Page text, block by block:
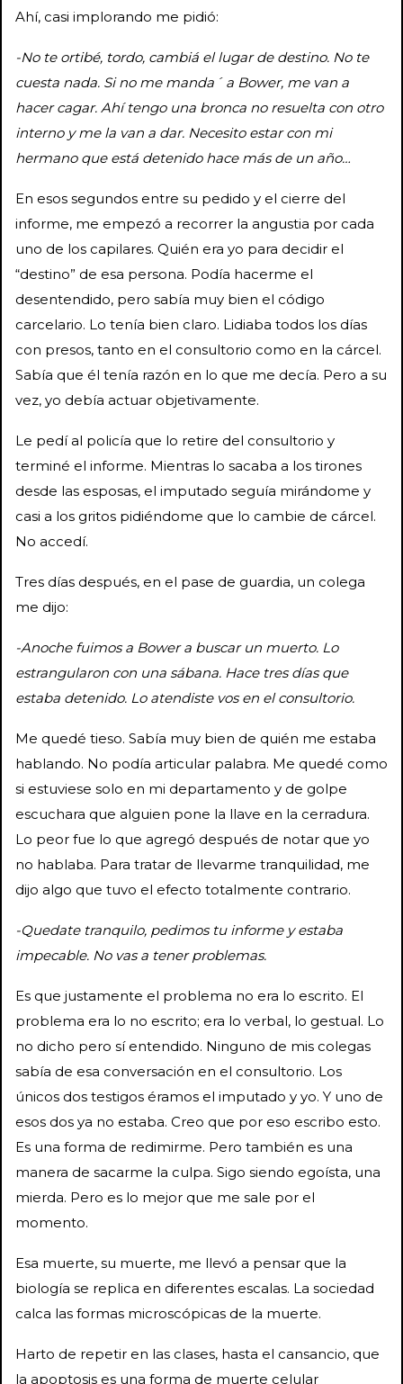
Ahí, casi implorando me pidió:
-No te ortibé, tordo, cambiá el lugar de destino. No te
cuesta nada. Si no me manda´ a Bower, me van a
hacer cagar. Ahí tengo una bronca no resuelta con otro
interno y me la van a dar. Necesito estar con mi
hermano que está detenido hace más de un año…
En esos segundos entre su pedido y el cierre del
informe, me empezó a recorrer la angustia por cada
uno de los capilares. Quién era yo para decidir el
“destino” de esa persona. Podía hacerme el
desentendido, pero sabía muy bien el código
carcelario. Lo tenía bien claro. Lidiaba todos los días
con presos, tanto en el consultorio como en la cárcel.
Sabía que él tenía razón en lo que me decía. Pero a su
vez, yo debía actuar objetivamente.
Le pedí al policía que lo retire del consultorio y
terminé el informe. Mientras lo sacaba a los tirones
desde las esposas, el imputado seguía mirándome y
casi a los gritos pidiéndome que lo cambie de cárcel.
No accedí.
Tres días después, en el pase de guardia, un colega
me dijo:
-Anoche fuimos a Bower a buscar un muerto. Lo
estrangularon con una sábana. Hace tres días que
estaba detenido. Lo atendiste vos en el consultorio.
Me quedé tieso. Sabía muy bien de quién me estaba
hablando. No podía articular palabra. Me quedé como
si estuviese solo en mi departamento y de golpe
escuchara que alguien pone la llave en la cerradura.
Lo peor fue lo que agregó después de notar que yo
no hablaba. Para tratar de llevarme tranquilidad, me
dijo algo que tuvo el efecto totalmente contrario.
-Quedate tranquilo, pedimos tu informe y estaba
impecable. No vas a tener problemas.
Es que justamente el problema no era lo escrito. El
problema era lo no escrito; era lo verbal, lo gestual. Lo
no dicho pero sí entendido. Ninguno de mis colegas
sabía de esa conversación en el consultorio. Los
únicos dos testigos éramos el imputado y yo. Y uno de
esos dos ya no estaba. Creo que por eso escribo esto.
Es una forma de redimirme. Pero también es una
manera de sacarme la culpa. Sigo siendo egoísta, una
mierda. Pero es lo mejor que me sale por el
momento.
Esa muerte, su muerte, me llevó a pensar que la
biología se replica en diferentes escalas. La sociedad
calca las formas microscópicas de la muerte.
Harto de repetir en las clases, hasta el cansancio, que
la apoptosis es una forma de muerte celular